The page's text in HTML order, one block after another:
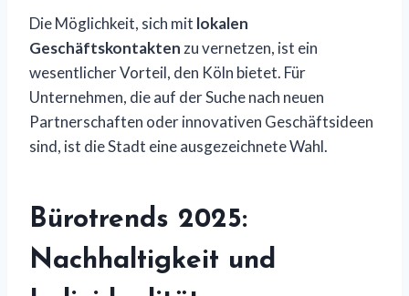
Die Möglichkeit, sich mit lokalen
Geschäftskontakten zu vernetzen, ist ein
wesentlicher Vorteil, den Köln bietet. Für
Unternehmen, die auf der Suche nach neuen
Partnerschaften oder innovativen Geschäftsideen
sind, ist die Stadt eine ausgezeichnete Wahl.
Bürotrends 2025:
Nachhaltigkeit und